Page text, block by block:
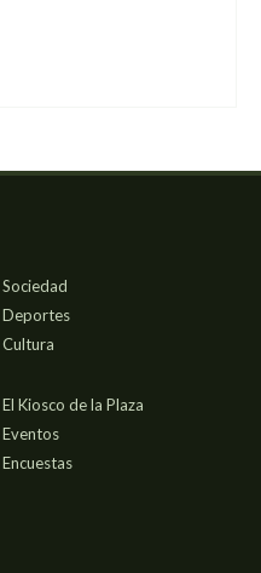
Sociedad
Deportes
Cultura
El Kiosco de la Plaza
Eventos
Encuestas